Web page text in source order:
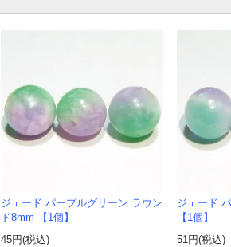
ジェード パープルグリーン ラウン
ド8mm 【1個】
45円(税込)
ジェード
【1個】
51円(税込)